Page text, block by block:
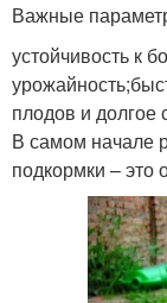
Важные
устойчивость к
плодов и долгое
В самом начале
подкормки – это